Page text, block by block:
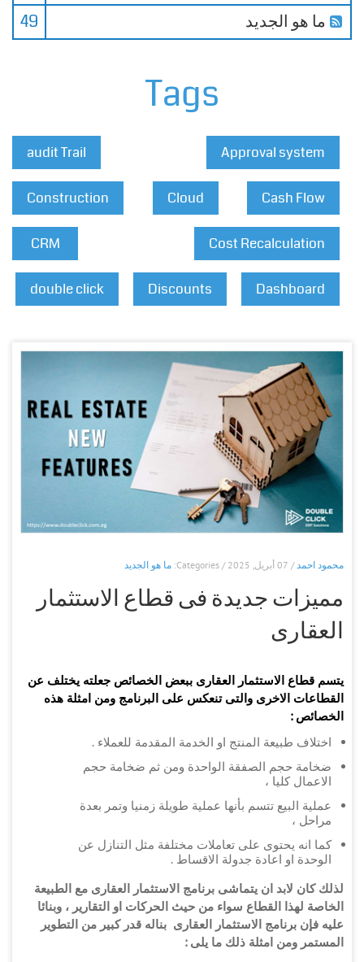
ما هو الجديد
49
Tags
Approval system
audit Trail
Cash Flow
Cloud
Construction
Cost Recalculation
CRM
Dashboard
Discounts
double click
محمود احمد / 07 أبريل, 2025 / Categories: ما هو الجديد
مميزات جديدة فى قطاع الاستثمار
العقارى
يتسم قطاع الاستثمار العقارى ببعض الخصائص جعلته يختلف عن
القطاعات الاخرى والتى تنعكس على البرنامج ومن امثلة هذه
الخصائص :
اختلاف طبيعة المنتج او الخدمة المقدمة للعملاء .
ضخامة حجم الصفقة الواحدة ومن ثم ضخامة حجم
الاعمال كليا ،
عملية البيع تتسم بأنها عملية طويلة زمنيا وتمر بعدة
مراحل ،
كما انه يحتوى على تعاملات مختلفة مثل التنازل عن
الوحدة او اعادة جدولة الاقساط .
لذلك كان لابد ان يتماشى برنامج الاستثمار العقارى مع الطبيعة
الخاصة لهذا القطاع سواء من حيث الحركات او التقارير ، وبنائا
عليه فإن برنامج الاستثمار العقارى بناله قدر كبير من التطوير
المستمر ومن امثلة ذلك ما يلى :